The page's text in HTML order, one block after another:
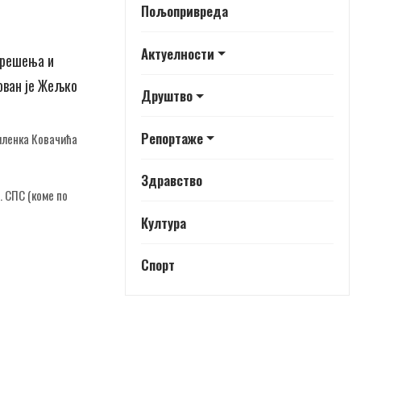
и
је Жељко
Ковачића
СПС (коме по
Пољопривреда
Актуелности
Друштво
Репортаже
Здравство
Култура
Спорт